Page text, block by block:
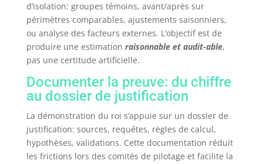
d’isolation: groupes témoins, avant/après sur
périmètres comparables, ajustements saisonniers,
ou analyse des facteurs externes. L’objectif est de
produire une estimation raisonnable et audit-able,
pas une certitude artificielle.
Documenter la preuve: du chiffre
au dossier de justification
La démonstration du roi s’appuie sur un dossier de
justification: sources, requêtes, règles de calcul,
hypothèses, validations. Cette documentation réduit
les frictions lors des comités de pilotage et facilite la